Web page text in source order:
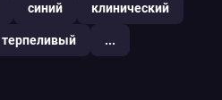
синий клинический
терпеливый ...